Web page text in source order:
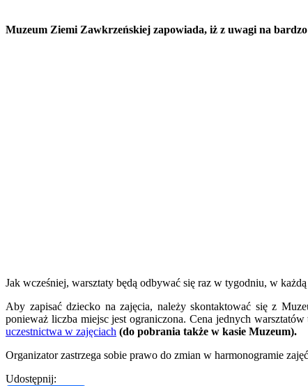
Muzeum Ziemi Zawkrzeńskiej zapowiada, iż z uwagi na
Jak wcześniej, warsztaty będą odbywać się raz w tygodniu, w
Aby zapisać dziecko na zajęcia, należy skontaktować się z
ponieważ liczba miejsc jest ograniczona. Cena jednych
uczestnictwa w zajęciach (do pobrania także w kasie Muzeum).
Organizator zastrzega sobie prawo do zmian w harmonogramie
Udostępnij: